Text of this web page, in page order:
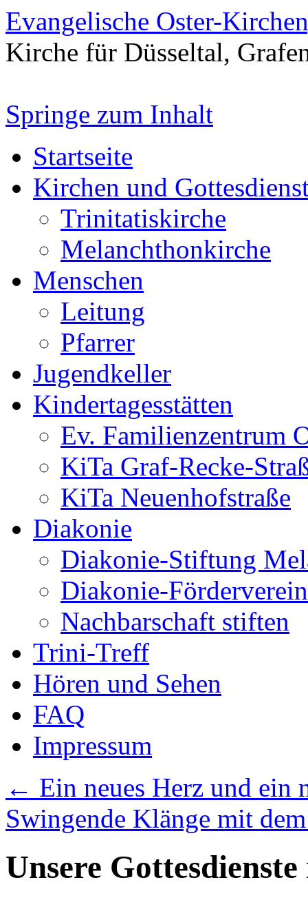
Evangelische Oster-
Kirche für Düsseltal,
Springe zum Inhalt
Startseite
Kirchen und
Trinitatiskirche
Melanchthonkirche
Menschen
Leitung
Pfarrer
Jugendkeller
Kindertagesstätten
Ev. Familienzentrum
KiTa Graf-Recke-
KiTa Neuenhofstraße
Diakonie
Diakonie-Stiftung
Diakonie-
Nachbarschaft stiften
Trini-Treff
Hören und Sehen
FAQ
Impressum
← Ein neues Herz und ein
Swingende Klänge mit
Unsere